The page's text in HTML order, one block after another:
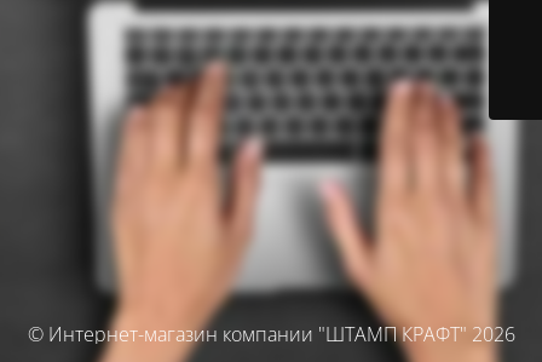
© Интернет-магазин компании "ШТАМП КРАФТ" 2026